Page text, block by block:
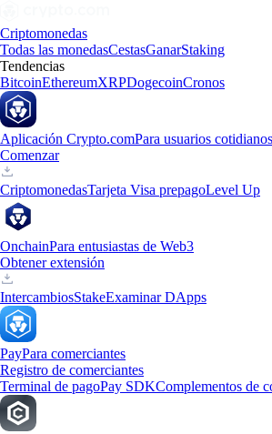
Criptomonedas
Todas las monedasCestasGanarStaking
Tendencias
BitcoinEthereumXRPDogecoinCronos
Aplicación Crypto.comPara usuarios cotidianos
Comenzar
CriptomonedasTarjeta Visa prepagoLevel Up
OnchainPara entusiastas de Web3
Obtener extensión
IntercambiosStakeExaminar DApps
PayPara comerciantes
Registro de comerciantes
Terminal de pagoPay SDKComplementos de